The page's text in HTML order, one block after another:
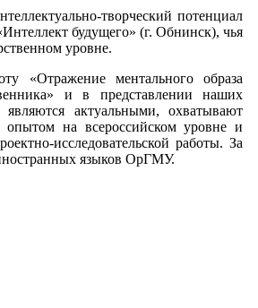
творческий потенциал
будущего» (г. Обнинск), чья
уровне.
«Отражение ментального образа
и в представлении наших
актуальными, охватывают
опытом на всероссийском уровне и
исследовательской работы. За
языков ОрГМУ.